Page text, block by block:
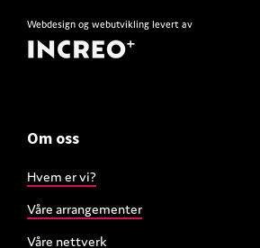
Webdesign og webutvikling levert av
Om oss
Hvem er vi?
Våre arrangementer
Våre nettverk